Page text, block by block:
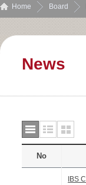
Home Board
News
No
IBS